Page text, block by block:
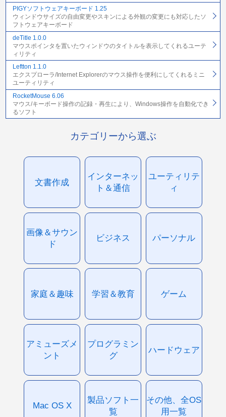
PIGYソフトウェアキーボード 1.25
ウィンドウサイズの自由変更やスキンによる外観の変更にも対応したソ
フトウェアキーボード
deTitle 1.0.0
マウスポインタを置いたウィンドウのタイトルを表示してくれるユーテ
ィリティ
Leftton 1.1.0
エクスプローラ/Internet Explorerのマウス操作を便利にしてくれるミニ
ユーティリティ
RocketMouse 6.06
マウス/キーボード操作の記録・再生により、Windows操作を自動化でき
るソフト
カテゴリーから選ぶ
文書作成
インターネッ
ト＆通信
ユーティリテ
ィ
画像＆サウン
ド
ビジネス パーソナル
家庭＆趣味 学習＆教育 ゲーム
アミューズメ
ント
プログラミン
グ
ハードウェア
Mac OS X
製品ソフト一
覧
その他、全OS
用一覧